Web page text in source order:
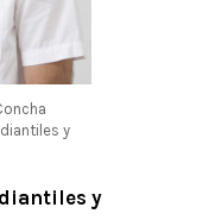
y
y